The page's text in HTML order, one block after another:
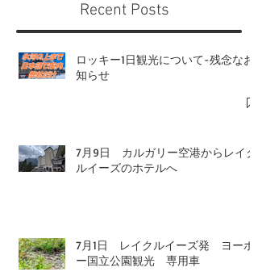
Recent Posts
ロッキー1日観光について-残念なお
知らせ
7月9日 カルガリー空港からレイク
ルイーズのホテルへ
7月1日 レイクルイーズ発 ヨーホ
ー国立公園観光 専用車